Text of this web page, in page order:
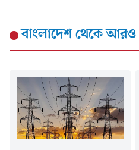
বাংলাদেশথেকে আরও